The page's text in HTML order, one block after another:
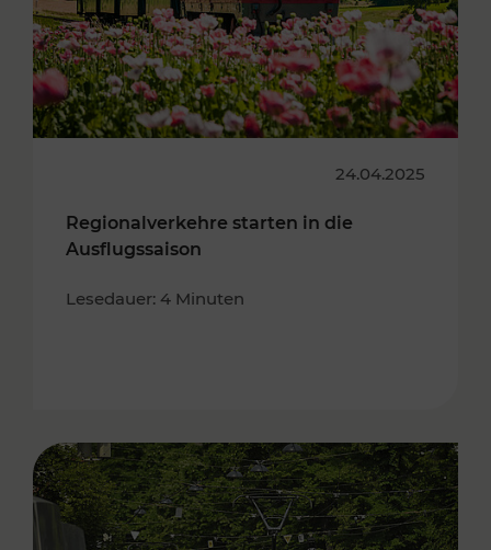
24.04.2025
Regionalverkehre starten in die
Ausflugssaison
Lesedauer: 4 Minuten